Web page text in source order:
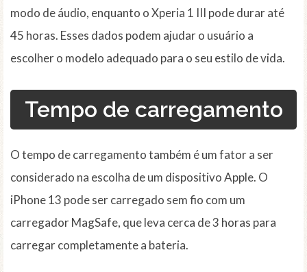
modo de áudio, enquanto o Xperia 1 III pode durar até
45 horas. Esses dados podem ajudar o usuário a
escolher o modelo adequado para o seu estilo de vida.
Tempo de carregamento
O tempo de carregamento também é um fator a ser
considerado na escolha de um dispositivo Apple. O
iPhone 13 pode ser carregado sem fio com um
carregador MagSafe, que leva cerca de 3 horas para
carregar completamente a bateria.